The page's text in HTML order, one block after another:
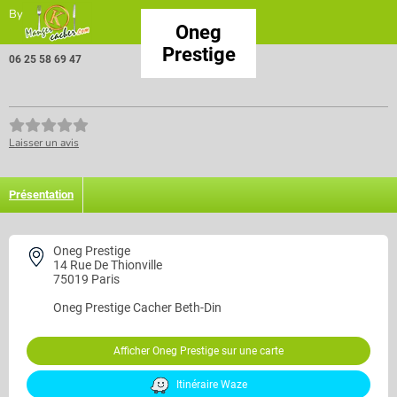
By
Oneg
Prestige
06 25 58 69 47
Laisser un avis
Présentation
Oneg Prestige
14 Rue De Thionville
75019 Paris
Oneg PrestigeCacher Beth-Din
Afficher Oneg Prestige sur une carte
Itinéraire Waze